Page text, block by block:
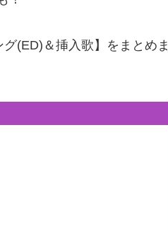
(ED)＆挿入歌】をまとめま